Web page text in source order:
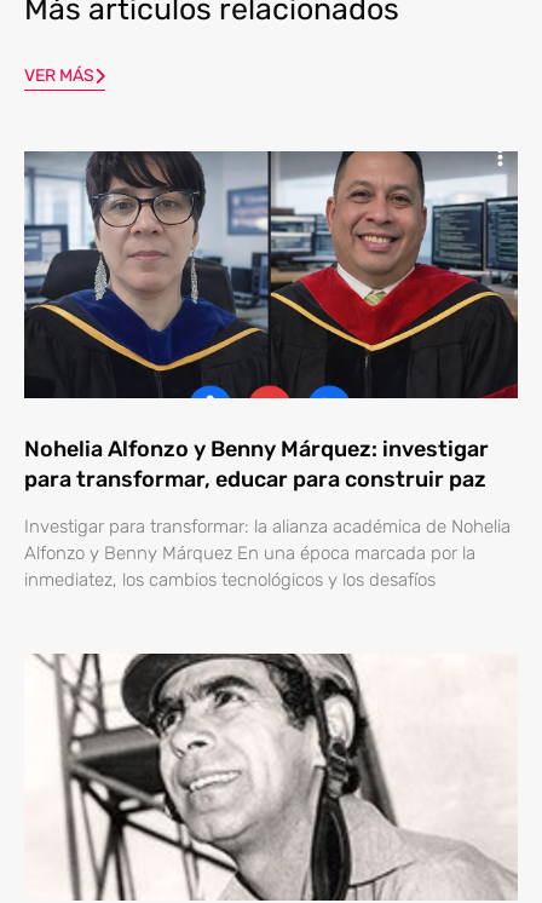
Más articulos relacionados
VER MÁS
Nohelia Alfonzo y Benny Márquez: investigar
para transformar, educar para construir paz
Investigar para transformar: la alianza académica de Nohelia
Alfonzo y Benny Márquez En una época marcada por la
inmediatez, los cambios tecnológicos y los desafíos